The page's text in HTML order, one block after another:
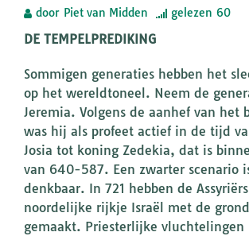
door Piet van Midden gelezen 60
DE TEMPELPREDIKING
Sommigen generaties hebben het
op het wereldtoneel. Neem de
Jeremia. Volgens de aanhef van het
was hij als profeet actief in de tijd
Josia tot koning Zedekia, dat is
van 640-587. Een zwarter scenario
denkbaar. In 721 hebben de
noordelijke rijkje Israël met de
gemaakt. Priesterlijke